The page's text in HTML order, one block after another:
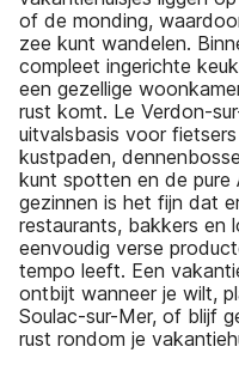
of de monding,
zee kunt wandelen.
compleet ingerichte
een gezellige
rust komt. Le Verdon-
uitvalsbasis voor
kustpaden,
kunt spotten en de pure
gezinnen is het fijn dat
restaurants, bakkers en
eenvoudig verse
tempo leeft. Een
ontbijt wanneer je wilt,
Soulac-sur-Mer, of blijf
rust rondom je